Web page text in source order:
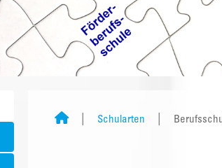
Schularten